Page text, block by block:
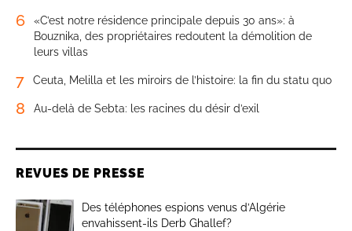
6
«C’est notre résidence principale depuis 30 ans»: à
Bouznika, des propriétaires redoutent la démolition de
leurs villas
7 Ceuta, Melilla et les miroirs de l’histoire: la fin du statu quo
8 Au-delà de Sebta: les racines du désir d’exil
REVUES DE PRESSE
Des téléphones espions venus d’Algérie
envahissent-ils Derb Ghallef?